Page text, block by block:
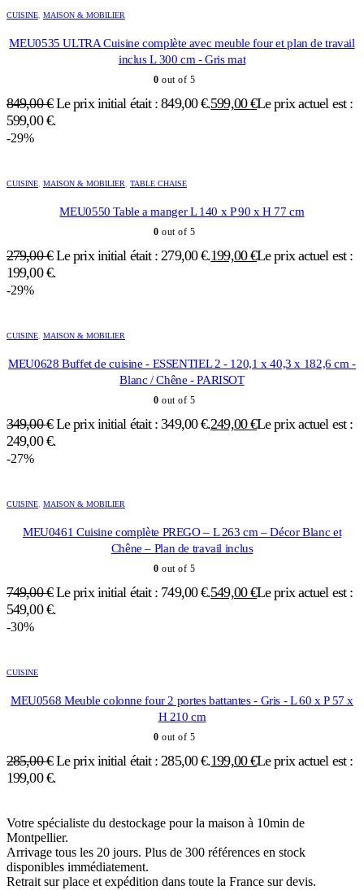
CUISINE MAISON & MOBILIER
MEU0535 ULTRA Cuisine complète avec meuble four et plan de travail
inclus L 300 cm - Gris mat
0 out of 5
849,00€ Le prix initial était : 849,00 €.599,00€Le prix actuel est :
599,00 €.
-29%
CUISINE MAISON & MOBILIER TABLE CHAISE
MEU0550 Table a manger L 140 x P 90 x H 77 cm
0 out of 5
279,00€ Le prix initial était : 279,00 €.199,00€Le prix actuel est :
199,00 €.
-29%
CUISINE MAISON & MOBILIER
MEU0628 Buffet de cuisine - ESSENTIEL 2 - 120,1 x 40,3 x 182,6 cm -
Blanc / Chêne - PARISOT
0 out of 5
349,00€ Le prix initial était : 349,00 €.249,00€Le prix actuel est :
249,00 €.
-27%
CUISINE MAISON & MOBILIER
MEU0461 Cuisine complète PREGO – L 263 cm – Décor Blanc et
Chêne – Plan de travail inclus
0 out of 5
749,00€ Le prix initial était : 749,00 €.549,00€Le prix actuel est :
549,00 €.
-30%
CUISINE
MEU0568 Meuble colonne four 2 portes battantes - Gris - L 60 x P 57 x
H 210 cm
0 out of 5
285,00€ Le prix initial était : 285,00 €.199,00€Le prix actuel est :
199,00 €.
Votre spécialiste du destockage pour la maison à 10min de
Montpellier.
Arrivage tous les 20 jours. Plus de 300 références en stock
disponibles immédiatement.
Retrait sur place et expédition dans toute la France sur devis.